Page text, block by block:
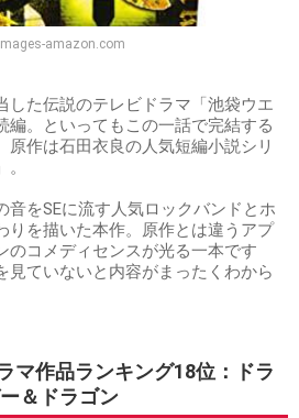
amazon.com
した伝説のテレビドラマ「池袋ウエ
編。といってもこの一話で完結する
原作は石田衣良の人気短編小説シリ
音をSEに流す人気ロックバンドとホ
りを描いた本作。原作とは違うアプ
のコメディセンスが光る一本です
見ていないと内容がまったくわから
マ作品ランキング18位：ドラ
＆ドラゴン